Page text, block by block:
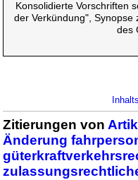
Konsolidierte Vorschriften
der Verkündung",
des
Zitierungen von
Änderung